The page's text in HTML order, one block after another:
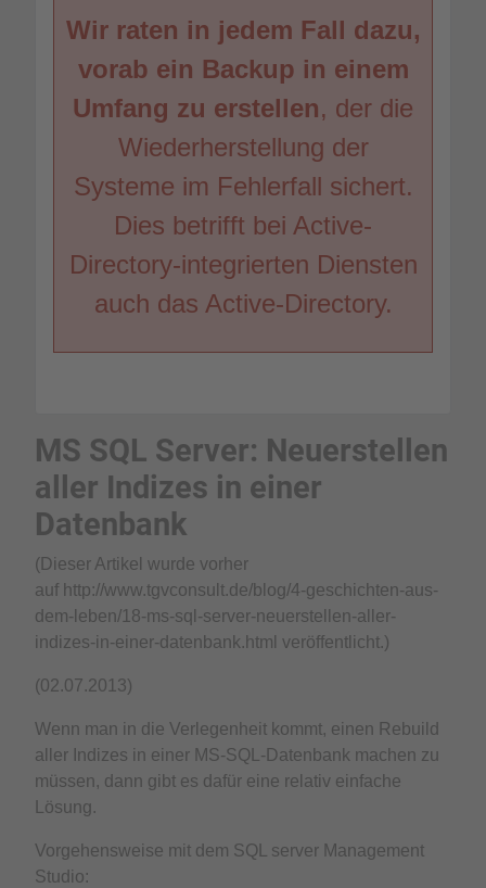
Wir raten in jedem Fall dazu,
vorab ein Backup in einem
Umfang zu erstellen, der die
Wiederherstellung der
Systeme im Fehlerfall sichert.
Dies betrifft bei Active-
Directory-integrierten Diensten
auch das Active-Directory.
MS SQL Server: Neuerstellen
aller Indizes in einer
Datenbank
(Dieser Artikel wurde vorher
auf http://www.tgvconsult.de/blog/4-geschichten-aus-
dem-leben/18-ms-sql-server-neuerstellen-aller-
indizes-in-einer-datenbank.html veröffentlicht.)
(02.07.2013)
Wenn man in die Verlegenheit kommt, einen Rebuild
aller Indizes in einer MS-SQL-Datenbank machen zu
müssen, dann gibt es dafür eine relativ einfache
Lösung.
Vorgehensweise mit dem SQL server Management
Studio: